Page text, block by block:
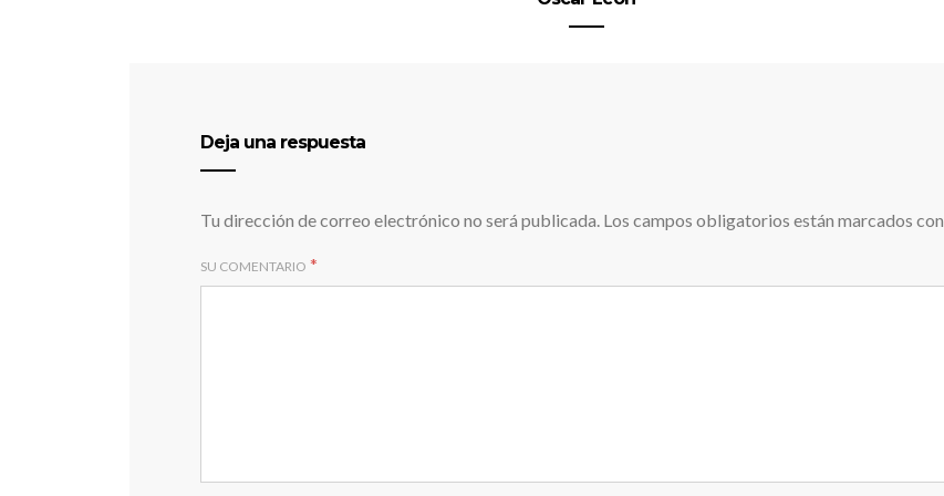
Deja una respuesta
Tu dirección de correo electrónico no será publicada. Los campos obligatorios están marcados con
SU COMENTARIO *